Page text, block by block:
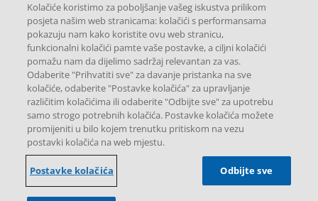
Postavke kolačića
Mapa internetske stranice
Instagram
X Facebook
Kolačiće koristimo za poboljšanje vašeg iskustva prilikom
posjeta našim web stranicama: kolačići s performansama
pokazuju nam kako koristite ovu web stranicu,
funkcionalni kolačići pamte vaše postavke, a ciljni kolačići
pomažu nam da dijelimo sadržaj relevantan za vas.
Odaberite "Prihvatiti sve" za davanje pristanka na sve
kolačiće, odaberite "Postavke kolačića" za upravljanje
različitim kolačićima ili odaberite "Odbijte sve" za upotrebu
samo strogo potrebnih kolačića. Postavke kolačića možete
promijeniti u bilo kojem trenutku pritiskom na vezu
postavki kolačića na web mjestu.
Postavke kolačića Odbijte sve